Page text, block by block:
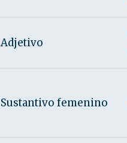
Adjetivo
Sustantivo femenino